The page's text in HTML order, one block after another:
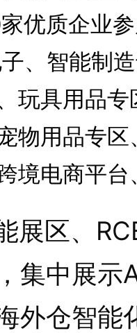
优质企业
、智能制
玩具用品
物用品专
境电商平
展区、
集中展示
外仓智能